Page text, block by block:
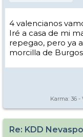
4 valencianos
Iré a casa de mi
repegao, pero ya
morcilla de Burgos
Karma: 36 -
Re: KDD